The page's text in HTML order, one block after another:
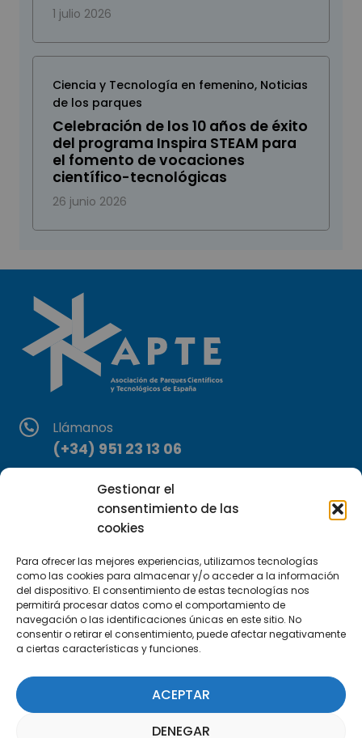
Gestionar el
consentimiento de las
cookies
Para ofrecer las mejores experiencias, utilizamos tecnologías
como las cookies para almacenar y/o acceder a la información
del dispositivo. El consentimiento de estas tecnologías nos
permitirá procesar datos como el comportamiento de
navegación o las identificaciones únicas en este sitio. No
consentir o retirar el consentimiento, puede afectar negativamente
a ciertas características y funciones.
ACEPTAR
DENEGAR
1 julio 2026
Ciencia y Tecnología en femenino, Noticias
de los parques
Celebración de los 10 años de éxito
del programa Inspira STEAM para
el fomento de vocaciones
científico-tecnológicas
26 junio 2026
Llámanos
(+34) 951 23 13 06
Escríbenos
info@apte.org
C/Marie Curie, 35
29590 Campanillas, Málaga
Suscríbete a nuestra Newsletter